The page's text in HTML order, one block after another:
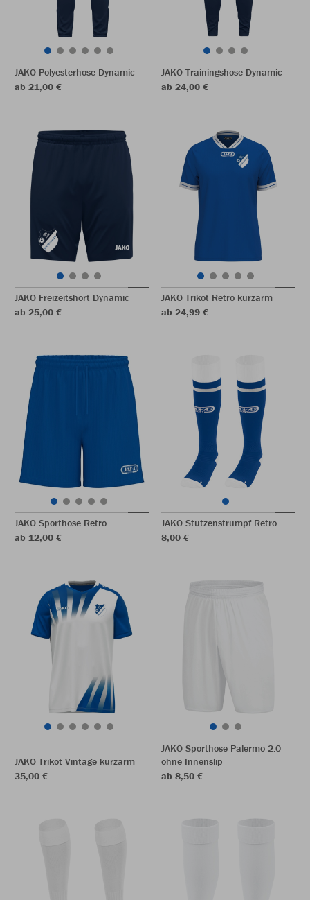
JAKO Polyesterhose Dynamic
ab 21,00 €
JAKO Trainingshose Dynamic
ab 24,00 €
JAKO Freizeitshort Dynamic
ab 25,00 €
JAKO Trikot Retro kurzarm
ab 24,99 €
JAKO Sporthose Retro
ab 12,00 €
JAKO Stutzenstrumpf Retro
8,00 €
JAKO Trikot Vintage kurzarm
35,00 €
JAKO Sporthose Palermo 2.0
ohne Innenslip
ab 8,50 €